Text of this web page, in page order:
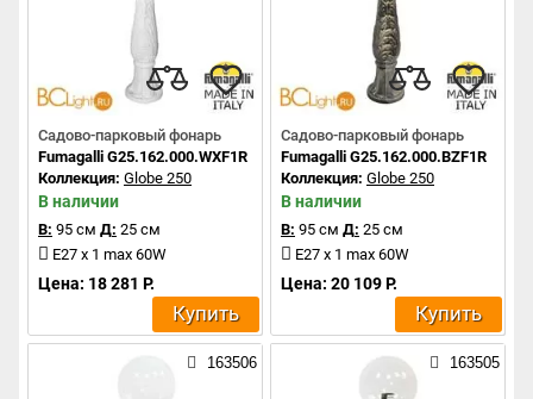
Садово-парковый фонарь
Fumagalli G25.162.000.WXF1R
Коллекция: Globe 250
В наличии
В: 95 см Д: 25 см
E27 x 1 max 60W
Цена: 18 281 Р.
Купить
Садово-парковый фонарь
Fumagalli G25.162.000.BZF1R
Коллекция: Globe 250
В наличии
В: 95 см Д: 25 см
E27 x 1 max 60W
Цена: 20 109 Р.
Купить
163506 163505